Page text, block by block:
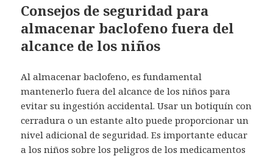
Consejos de seguridad para
almacenar baclofeno fuera del
alcance de los niños
Al almacenar baclofeno, es fundamental
mantenerlo fuera del alcance de los niños para
evitar su ingestión accidental. Usar un botiquín con
cerradura o un estante alto puede proporcionar un
nivel adicional de seguridad. Es importante educar
a los niños sobre los peligros de los medicamentos